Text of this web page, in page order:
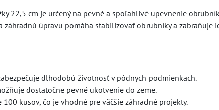
22,5 cm je určený na pevné a spoľahlivé upevnenie
záhradnú úpravu pomáha stabilizovať obrubníky a
dlhodobú životnosť v pôdnych podmienkach.
dostatočne pevné ukotvenie do zeme.
kusov, čo je vhodné pre väčšie záhradné projekty.